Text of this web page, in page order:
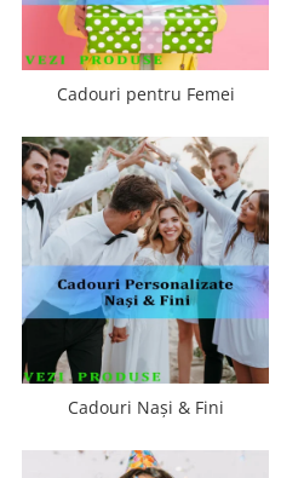
Cadouri pentru Femei
Cadouri Nași & Fini